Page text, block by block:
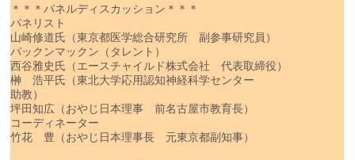
＊＊＊パネルディスカッション＊＊＊
パネリスト
山崎修道氏（東京都医学総合研究所 副参事研究員）
パックンマックン（タレント）
西谷雅史氏（エースチャイルド株式会社 代表取締役）
榊 浩平氏（東北大学応用認知神経科学センター
助教）
坪田知広（おやじ日本理事 前名古屋市教育長）
コーディネーター
竹花 豊（おやじ日本理事長 元東京都副知事）